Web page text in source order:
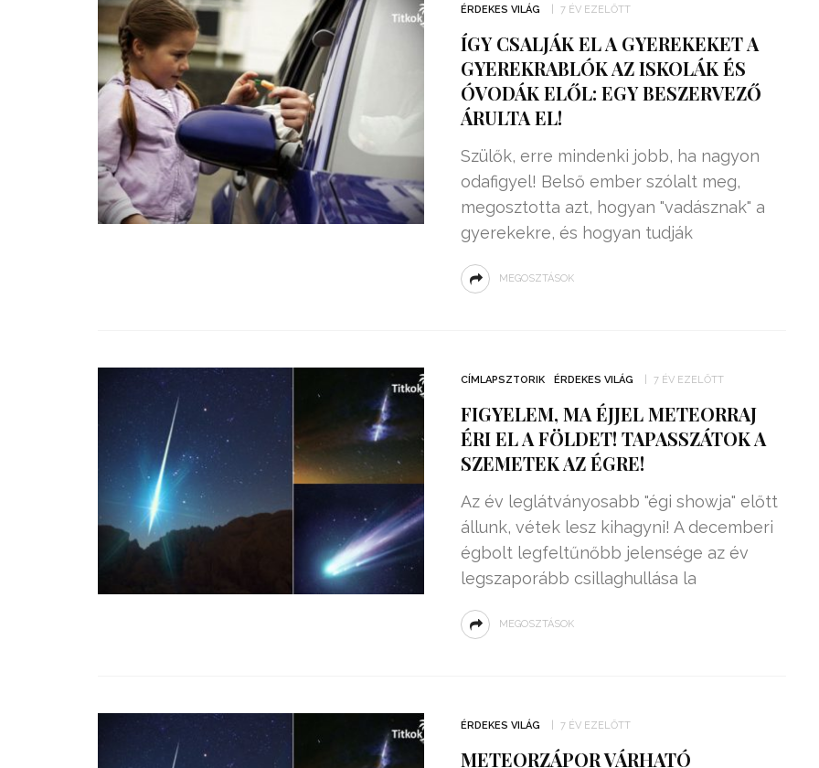
ÉRDEKES VILÁG 7 ÉV EZELŐTT
ÍGY CSALJÁK EL A GYEREKEKET A
GYEREKRABLÓK AZ ISKOLÁK ÉS
ÓVODÁK ELŐL: EGY BESZERVEZŐ
ÁRULTA EL!
Szülők, erre mindenki jobb, ha nagyon
odafigyel! Belső ember szólalt meg,
megosztotta azt, hogyan "vadásznak" a
gyerekekre, és hogyan tudják
MEGOSZTÁSOK
CÍMLAPSZTORIK ÉRDEKES VILÁG 7 ÉV EZELŐTT
FIGYELEM, MA ÉJJEL METEORRAJ
ÉRI EL A FÖLDET! TAPASSZÁTOK A
SZEMETEK AZ ÉGRE!
Az év leglátványosabb "égi showja" előtt
állunk, vétek lesz kihagyni! A decemberi
égbolt legfeltűnőbb jelensége az év
legszaporább csillaghullása la
MEGOSZTÁSOK
ÉRDEKES VILÁG 7 ÉV EZELŐTT
METEORZÁPOR VÁRHATÓ
99,13%-OS HATÉKONYSÁGGAL
NULLÁZZA AZ ÁRAMSZÁMLÁT
EZ A MOTOR!
ENERGIÁT
FEKVŐRENDŐRÖK!